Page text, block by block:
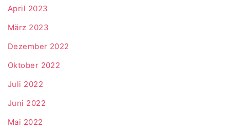
April 2023
März 2023
Dezember 2022
Oktober 2022
Juli 2022
Juni 2022
Mai 2022